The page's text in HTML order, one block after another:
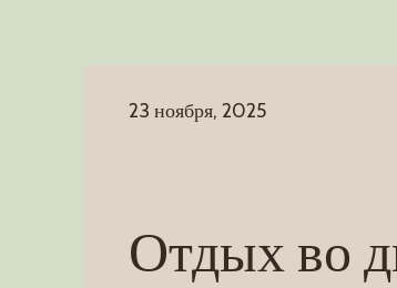
Отдых во
23 ноября, 2025